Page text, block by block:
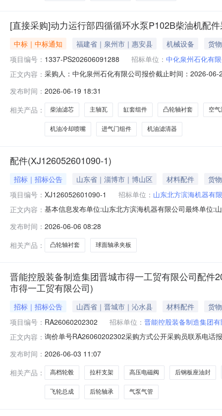
[直接采购]动力运行部四循循环水泵P102B柴油机配
中标｜中标通知 福建省｜泉州市｜惠安县 机械设备
货物
项目编号： 1337-PS202606091288 招标单位： 中化泉州石化有
正文内容： 采购人：中化泉州石化有限公司报价截止时间：2026-
件\KTA19-G33803528，数量12.000EA物料机油滤清器
发布时间： 2026-06-19 18:31
相关产品：
柴油滤芯 主轴瓦 缸套组件 凸轮轴衬套 空气
机油冷却喷嘴 进气门组件 机油滤清器
配件(XJ126052601090-1)
招标｜招标公告 山东省｜淄博市｜博山区 材料配件
货物
项目编号： XJ126052601090-1 招标单位： 山东北方滨海机器有
正文内容： 基本信息发布单位:山东北方滨海机器有限公司最终单位:
10.30；厂里；可报价时间开始时间2026-06-0512:34:00
发布时间： 2026-06-06 08:28
相关产品：
凸轮轴衬套 球面轴承夹板
晋能控股装备制造集团晋城市得一工贸有限公司配
市得一工贸有限公司)
招标｜招标公告 山西省｜晋城市｜沁水县 材料配件
货物
项目编号： RA26060202302 招标单位： 晋能控股装备制造集团
正文内容： 询价单号RA26060202302采购方式公开采购员联系电话
轮ZZ3315V4866EIC4.0套2026-06-30重汽豪瀚车使用
发布时间： 2026-06-03 11:07
相关产品：
高档轮毂 拉杆支架 高压电磁阀 后钢板座油封
飞轮总成 后轮轴承 气泵气管